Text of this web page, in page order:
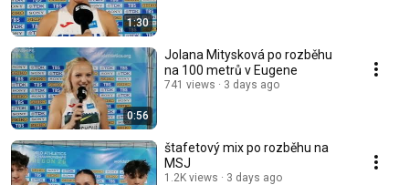
1:30
0:56
Jolana Mitysková po rozběhu
na 100 metrů v Eugene
741 views 3 days ago
štafetový mix po rozběhu na
MSJ
1.2K views 3 days ago